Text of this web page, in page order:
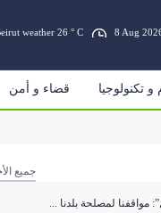
weather 26 ° C 8 Aug
و تكنولوجيا قضاء و أمن
جميع
مواقفنا لمصلحة بلدنا ...